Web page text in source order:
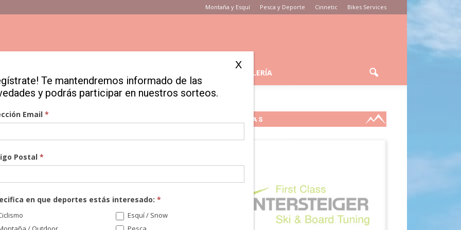
Montaña y Esquí Pesca y Deporte Cinnetic Bikes Services
GALERÍA
rompiendo los límites del potencial...
fichaje de
los límites del
MARCAS
Te mantendremos informado de las
y podrás participar en nuestros sorteos.
Email*
Postal*
en que deportes estás interesado:*
Esquí / Snow
X